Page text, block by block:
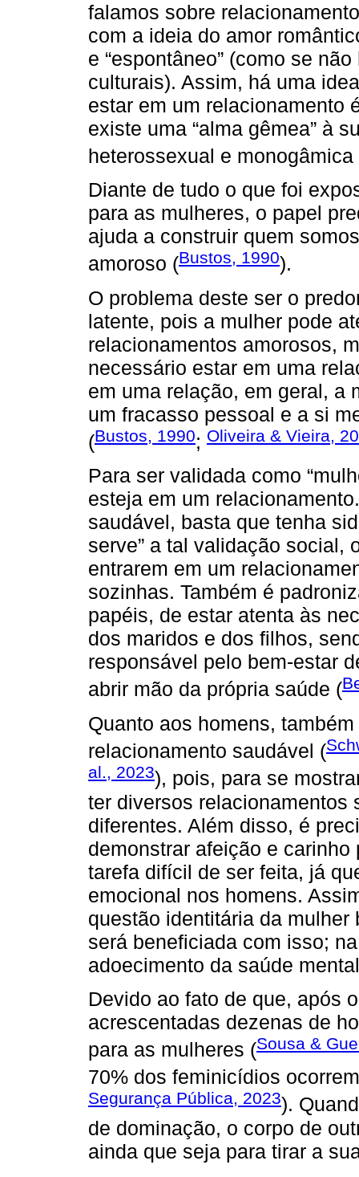
falamos sobre
com a ideia do amor
e “espontâneo” (como se
culturais). Assim, há uma
estar em um relacionamento
existe uma “alma gêmea” à
heterossexual e monogâmica
Diante de tudo o que foi
para as mulheres, o papel
ajuda a construir quem
amoroso (Bustos, 1990).
O problema deste ser o
latente, pois a mulher pode
relacionamentos amorosos,
necessário estar em uma
em uma relação, em geral, a
um fracasso pessoal e a si
(Bustos, 1990; Oliveira & Vieira,
Para ser validada como
esteja em um
saudável, basta que tenha
serve” a tal validação social,
entrarem em um
sozinhas. Também é
papéis, de estar atenta às
dos maridos e dos filhos,
responsável pelo bem-estar
abrir mão da própria saúde (
Quanto aos homens,
relacionamento saudável (
al., 2023), pois, para se
ter diversos relacionamentos
diferentes. Além disso, é
demonstrar afeição e
tarefa difícil de ser feita, já
emocional nos homens.
questão identitária da
será beneficiada com isso;
adoecimento da saúde
Devido ao fato de que, após
acrescentadas dezenas de
para as mulheres (Sousa &
70% dos feminicídios
Segurança Pública, 2023).
de dominação, o corpo de
ainda que seja para tirar a